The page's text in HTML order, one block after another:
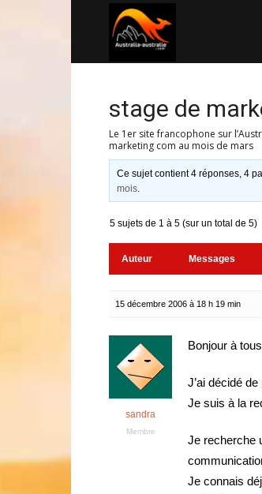
stage de
Le 1er site francophone sur
marketing com au mois de mars
Ce sujet contient 4 réponses, 4
mois.
5 sujets de 1 à 5 (sur un total de 5)
Auteur Messages
15 décembre 2006 à 18 h 19 min
sandra
Membre
Bonjour à
J’ai décidé
Je suis à la
Je recherche
Je connais